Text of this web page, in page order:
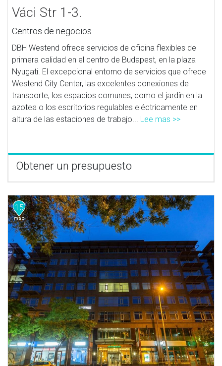
Váci Str 1-3.
Centros de negocios
DBH Westend ofrece servicios de oficina flexibles de
primera calidad en el centro de Budapest, en la plaza
Nyugati. El excepcional entorno de servicios que ofrece
Westend City Center, las excelentes conexiones de
transporte, los espacios comunes, como el jardín en la
azotea o los escritorios regulables eléctricamente en
altura de las estaciones de trabajo... Lee mas >>
Obtener un presupuesto
15